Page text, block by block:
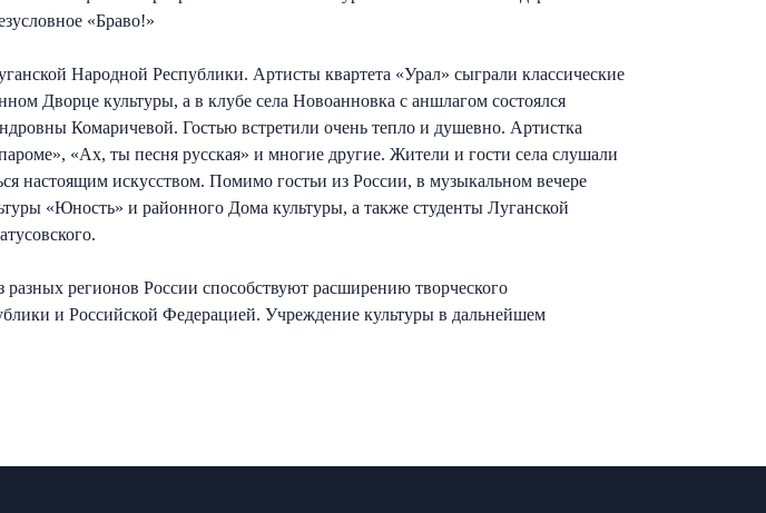
«Браво!»
Народной Республики. Артисты квартета «Урал» сыграли классические
Дворце культуры, а в клубе села Новоанновка с аншлагом состоялся
Комаричевой. Гостью встретили очень тепло и душевно. Артистка
«Ах, ты песня русская» и многие другие. Жители и гости села слушали
настоящим искусством. Помимо гостьи из России, в музыкальном вечере
«Юность» и районного Дома культуры, а также студенты Луганской
регионов России способствуют расширению творческого
и Российской Федерацией. Учреждение культуры в дальнейшем